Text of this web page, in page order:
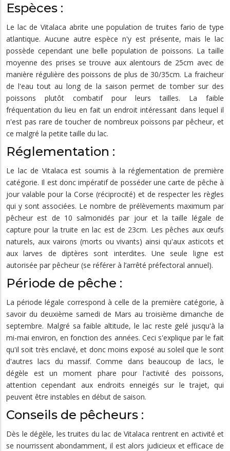
Espèces :
Le lac de Vitalaca abrite une population de truites fario de type
atlantique. Aucune autre espèce n'y est présente, mais le lac
possède cependant une belle population de poissons. La taille
moyenne des prises se trouve aux alentours de 25cm avec de
manière régulière des poissons de plus de 30/35cm. La fraicheur
de l'eau tout au long de la saison permet de tomber sur des
poissons plutôt combatif pour leurs tailles. La faible
fréquentation du lieu en fait un endroit intéressant dans lequel il
n'est pas rare de toucher de nombreux poissons par pêcheur, et
ce malgré la petite taille du lac.
Réglementation :
Le lac de Vitalaca est soumis à la réglementation de première
catégorie. Il est donc impératif de posséder une carte de pêche à
jour valable pour la Corse (réciprocité) et de respecter les règles
qui y sont associées. Le nombre de prélèvements maximum par
pêcheur est de 10 salmonidés par jour et la taille légale de
capture pour la truite en lac est de 23cm. Les pêches aux œufs
naturels, aux vairons (morts ou vivants) ainsi qu'aux asticots et
aux larves de diptères sont interdites. Une seule ligne est
autorisée par pêcheur (se référer à l’arrêté préfectoral annuel).
Période de pêche :
La période légale correspond à celle de la première catégorie, à
savoir du deuxième samedi de Mars au troisième dimanche de
septembre. Malgré sa faible altitude, le lac reste gelé jusqu'à la
mi-mai environ, en fonction des années. Ceci s'explique par le fait
qu'il soit très enclavé, et donc moins exposé au soleil que le sont
d'autres lacs du massif. Comme dans beaucoup de lacs, le
dégèle est un moment phare pour l'activité des poissons,
attention cependant aux endroits enneigés sur le trajet, qui
peuvent être instables en début de saison.
Conseils de pêcheurs :
Dès le dégèle, les truites du lac de Vitalaca rentrent en activité et
se nourrissent abondamment, il est alors judicieux et efficace de